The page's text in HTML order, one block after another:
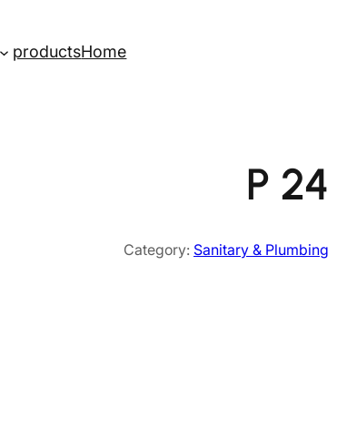
Home
products
P 24
Category: Sanitary & Plumbing